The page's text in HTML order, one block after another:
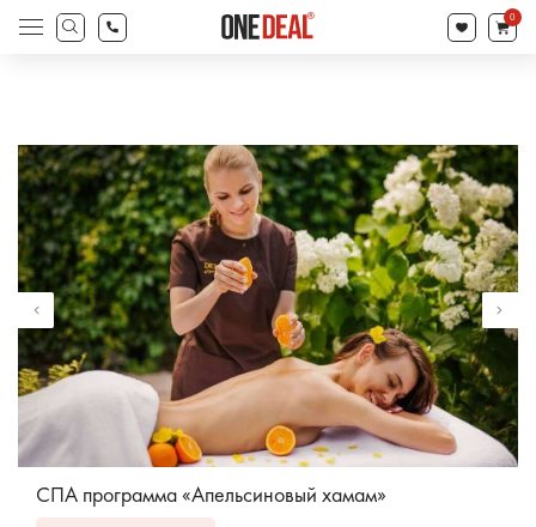
товаров
Поиск
товаров
0
СПА программа «Апельсиновый хамам»